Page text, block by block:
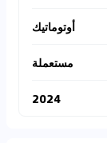
أوتوماتيك
مستعملة
2024